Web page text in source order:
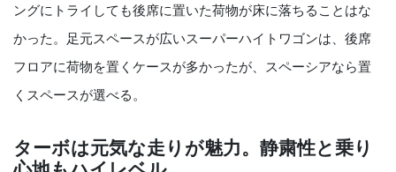
ングにトライしても後席に置いた荷物が床に落ちることはな
かった。足元スペースが広いスーパーハイトワゴンは、後席
フロアに荷物を置くケースが多かったが、スペーシアなら置
くスペースが選べる。
ターボは元気な走りが魅力。静粛性と乗り